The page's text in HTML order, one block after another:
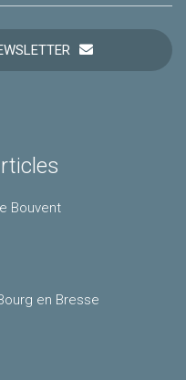
Bouvent
en Bresse